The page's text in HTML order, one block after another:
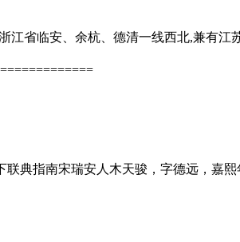
省临安、余杭、德清一线西北,兼有江
联典指南宋瑞安人木天骏，字德远，